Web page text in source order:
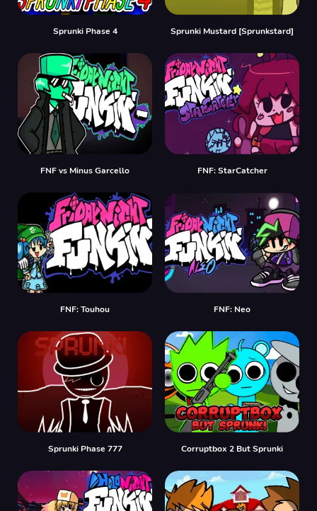
Sprunki Phase 4 Sprunki Mustard [Sprunkstard]
FNF vs Minus Garcello FNF: StarCatcher
FNF: Touhou FNF: Neo
Sprunki Phase 777 Corruptbox 2 But Sprunki